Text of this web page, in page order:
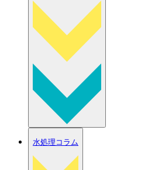
水処理コラム